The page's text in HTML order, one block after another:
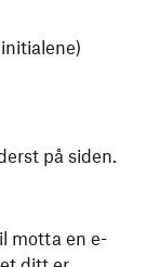
på siden.
motta en e-